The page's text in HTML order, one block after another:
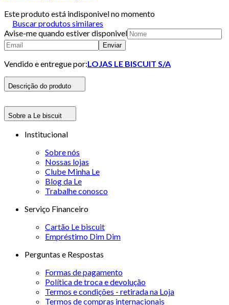
Este produto está indisponivel no momento
Buscar produtos similares
Avise-me quando estiver disponivel
Enviar
Vendido e entregue por:LOJAS LE BISCUIT S/A
Descrição do produto
Sobre a Le biscuit
Institucional
Sobre nós
Nossas lojas
Clube Minha Le
Blog da Le
Trabalhe conosco
Serviço Financeiro
Cartão Le biscuit
Empréstimo Dim Dim
Perguntas e Respostas
Formas de pagamento
Política de troca e devolução
Termos e condições - retirada na Loja
Termos de compras internacionais